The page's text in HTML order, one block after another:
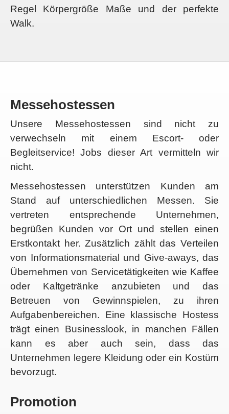
Regel Körpergröße Maße und der perfekte
Walk.
Messehostessen
Unsere Messehostessen sind nicht zu
verwechseln mit einem Escort- oder
Begleitservice! Jobs dieser Art vermitteln wir
nicht.
Messehostessen unterstützen Kunden am
Stand auf unterschiedlichen Messen. Sie
vertreten entsprechende Unternehmen,
begrüßen Kunden vor Ort und stellen einen
Erstkontakt her. Zusätzlich zählt das Verteilen
von Informationsmaterial und Give-aways, das
Übernehmen von Servicetätigkeiten wie Kaffee
oder Kaltgetränke anzubieten und das
Betreuen von Gewinnspielen, zu ihren
Aufgabenbereichen. Eine klassische Hostess
trägt einen Businesslook, in manchen Fällen
kann es aber auch sein, dass das
Unternehmen legere Kleidung oder ein Kostüm
bevorzugt.
Promotion